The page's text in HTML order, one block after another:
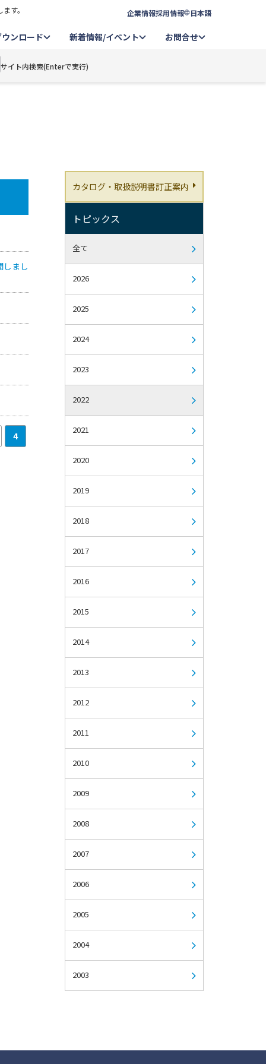
す。 企業情報採用情報 日本語
ウンロード 新着情報/イベント お問合せ
サイト内検索(Enterで実行)
しまし
4
カタログ・取扱説明書訂正案内
トピックス
全て
2026
2025
2024
2023
2022
2021
2020
2019
2018
2017
2016
2015
2014
2013
2012
2011
2010
2009
2008
2007
2006
2005
2004
2003